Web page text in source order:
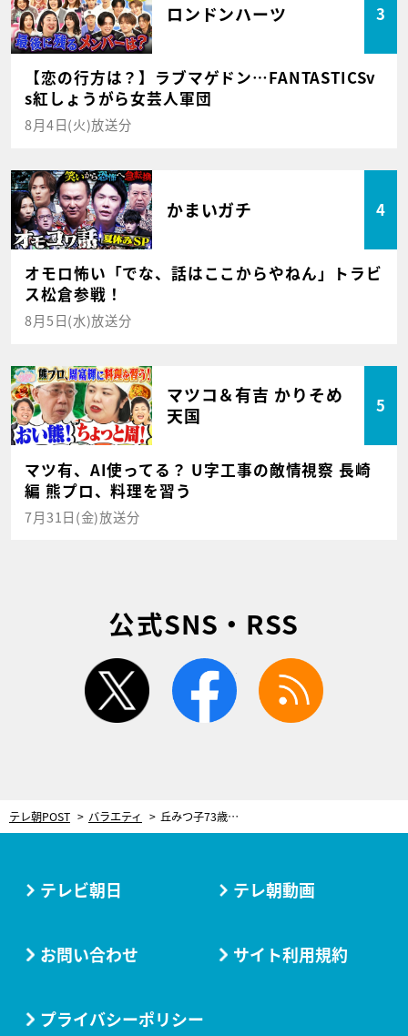
ロンドンハーツ 3
【恋の行方は？】ラブマゲドン…FANTASTICSv
s紅しょうがら女芸人軍団
8月4日(火)放送分
かまいガチ 4
オモロ怖い「でな、話はここからやねん」トラビ
ス松倉参戦！
8月5日(水)放送分
マツコ＆有吉 かりそめ
天国
5
マツ有、AI使ってる？ U字工事の敵情視察 長崎
編 熊プロ、料理を習う
7月31日(金)放送分
公式SNS・RSS
twitter facebook
テレ朝POST バラエティ 丘みつ子73歳、コロナ禍でも活力あふれる暮らしを実践。“捨てられていくモノ”を再生
テレビ朝日 テレ朝動画
お問い合わせ サイト利用規約
プライバシーポリシー